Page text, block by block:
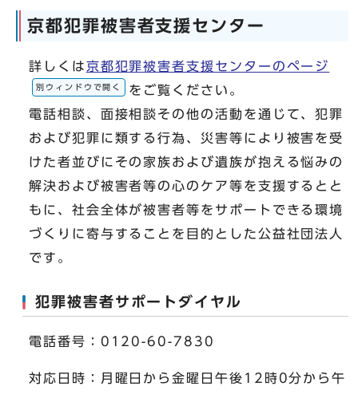
京都犯罪被害者支援センター
詳しくは京都犯罪被害者支援センターのページ
別ウィンドウで開く
をご覧ください。
電話相談、面接相談その他の活動を通じて、犯罪
および犯罪に類する行為、災害等により被害を受
けた者並びにその家族および遺族が抱える悩みの
解決および被害者等の心のケア等を支援するとと
もに、社会全体が被害者等をサポートできる環境
づくりに寄与することを目的とした公益社団法人
です。
犯罪被害者サポートダイヤル
電話番号：0120-60-7830
対応日時：月曜日から金曜日午後12時0分から午